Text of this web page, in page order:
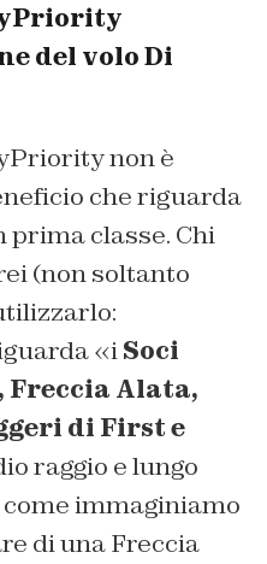
del volo Di
non è
che riguarda
prima classe. Chi
(non soltanto
«iSoci
Freccia Alata,
di First e
raggio e lungo
come immaginiamo
di una Freccia